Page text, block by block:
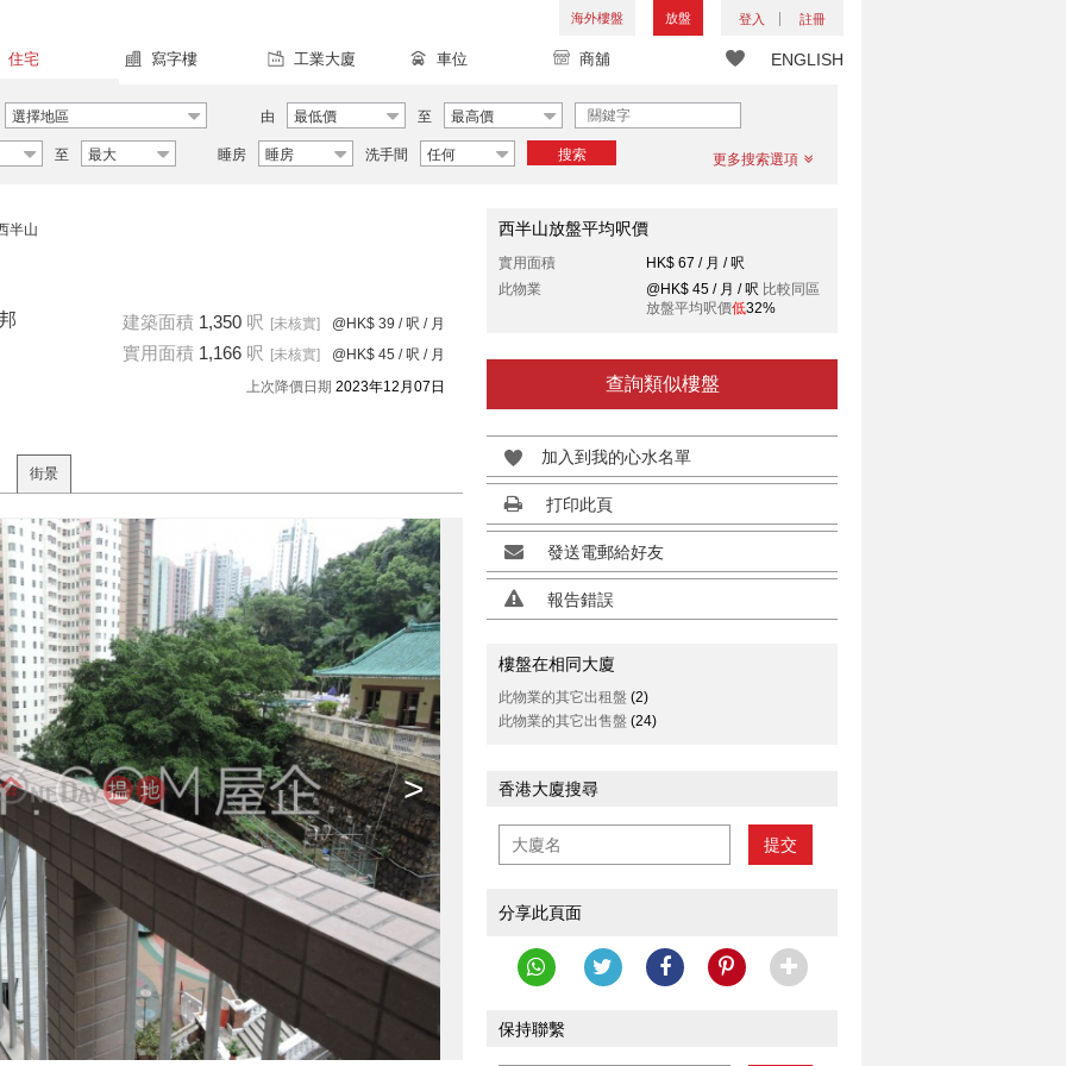
海外樓盤 放盤 登入 註冊
ENGLISH
住宅 寫字樓 工業大廈 車位 商舖
選擇地區 由 最低價 至 最高價
至 最大 睡房 睡房 洗手間 任何 搜索 更多搜索選項
半山
建築面積 1,350 呎 [未核實] @HK$ 39 / 呎 / 月
實用面積 1,166 呎 [未核實] @HK$ 45 / 呎 / 月
上次降價日期 2023年12月07日
街景
>
西半山放盤平均呎價
實用面積
HK$ 67 / 月 / 呎
此物業
@HK$ 45 / 月 / 呎 比較同區
放盤平均呎價低32%
查詢類似樓盤
加入到我的心水名單
打印此頁
發送電郵給好友
報告錯誤
樓盤在相同大廈
此物業的其它出租盤 (2)
此物業的其它出售盤 (24)
香港大廈搜尋
提交
分享此頁面
保持聯繫